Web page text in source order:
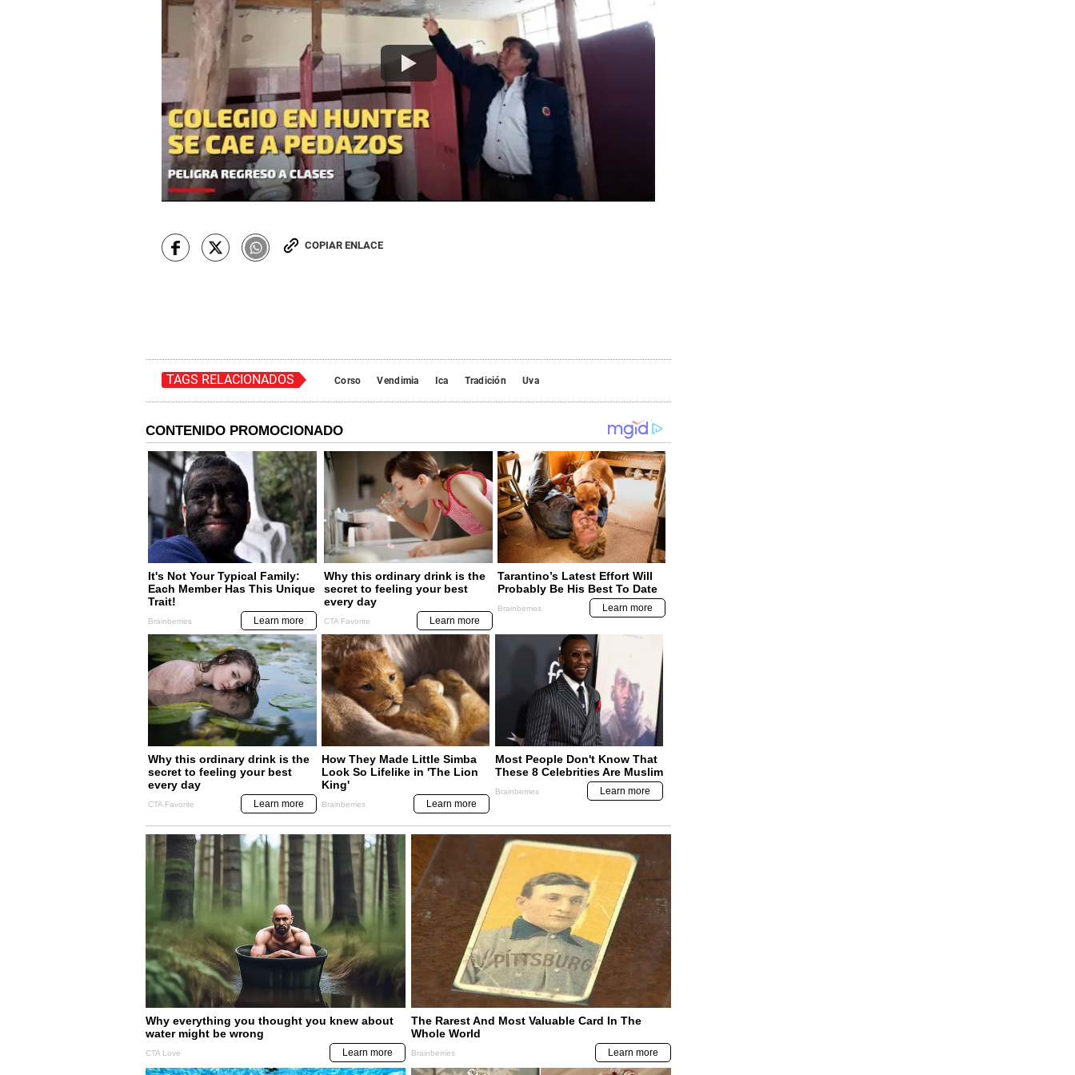
COPIAR ENLACE
TAGS RELACIONADOS Corso Vendimia Ica Tradición Uva